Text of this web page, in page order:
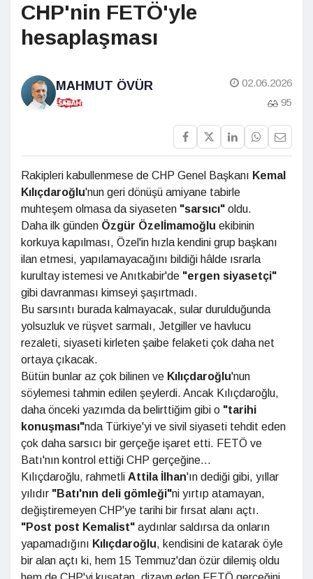
CHP'nin FETÖ'yle
hesaplaşması
MAHMUT ÖVÜR
02.06.2026
95
Rakipleri kabullenmese de CHP Genel Başkanı Kemal
Kılıçdaroğlu'nun geri dönüşü amiyane tabirle
muhteşem olmasa da siyaseten "sarsıcı" oldu.
Daha ilk günden Özgür Özelİmamoğlu ekibinin
korkuya kapılması, Özel'in hızla kendini grup başkanı
ilan etmesi, yapılamayacağını bildiği hâlde ısrarla
kurultay istemesi ve Anıtkabir'de "ergen siyasetçi"
gibi davranması kimseyi şaşırtmadı.
Bu sarsıntı burada kalmayacak, sular durulduğunda
yolsuzluk ve rüşvet sarmalı, Jetgiller ve havlucu
rezaleti, siyaseti kirleten şaibe felaketi çok daha net
ortaya çıkacak.
Bütün bunlar az çok bilinen ve Kılıçdaroğlu'nun
söylemesi tahmin edilen şeylerdi. Ancak Kılıçdaroğlu,
daha önceki yazımda da belirttiğim gibi o "tarihi
konuşması"nda Türkiye'yi ve sivil siyaseti tehdit eden
çok daha sarsıcı bir gerçeğe işaret etti. FETÖ ve
Batı'nın kontrol ettiği CHP gerçeğine...
Kılıçdaroğlu, rahmetli Attila İlhan'ın dediği gibi, yıllar
yılıdır "Batı'nın deli gömleği"ni yırtıp atamayan,
değiştiremeyen CHP'ye tarihi bir fırsat alanı açtı.
"Post post Kemalist" aydınlar saldırsa da onların
yapamadığını Kılıçdaroğlu, kendisini de katarak öyle
bir alan açtı ki, hem 15 Temmuz'dan özür dilemiş oldu